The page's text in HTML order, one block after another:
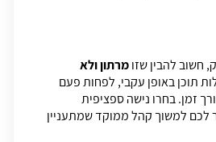
חשוב להבין שזומרתון ולא
תוכן באופן עקבי, לפחות פעם
זמן. בחרו נישה ספציפית
לכם למשוך קהל ממוקד שמתעניין